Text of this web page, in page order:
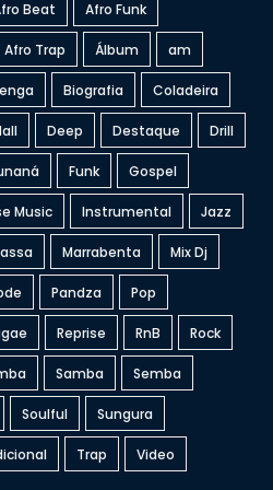
Beat Afro Funk
Afro Trap Álbum am
Biografia Coladeira
Deep Destaque Drill
Funk Gospel
Music Instrumental Jazz
Marrabenta Mix Dj
Pandza Pop
Reprise RnB Rock
Samba Semba
Soulful Sungura
Trap Video